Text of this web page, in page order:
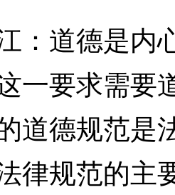
道德是内
一要求需要
道德规范是
律规范的主